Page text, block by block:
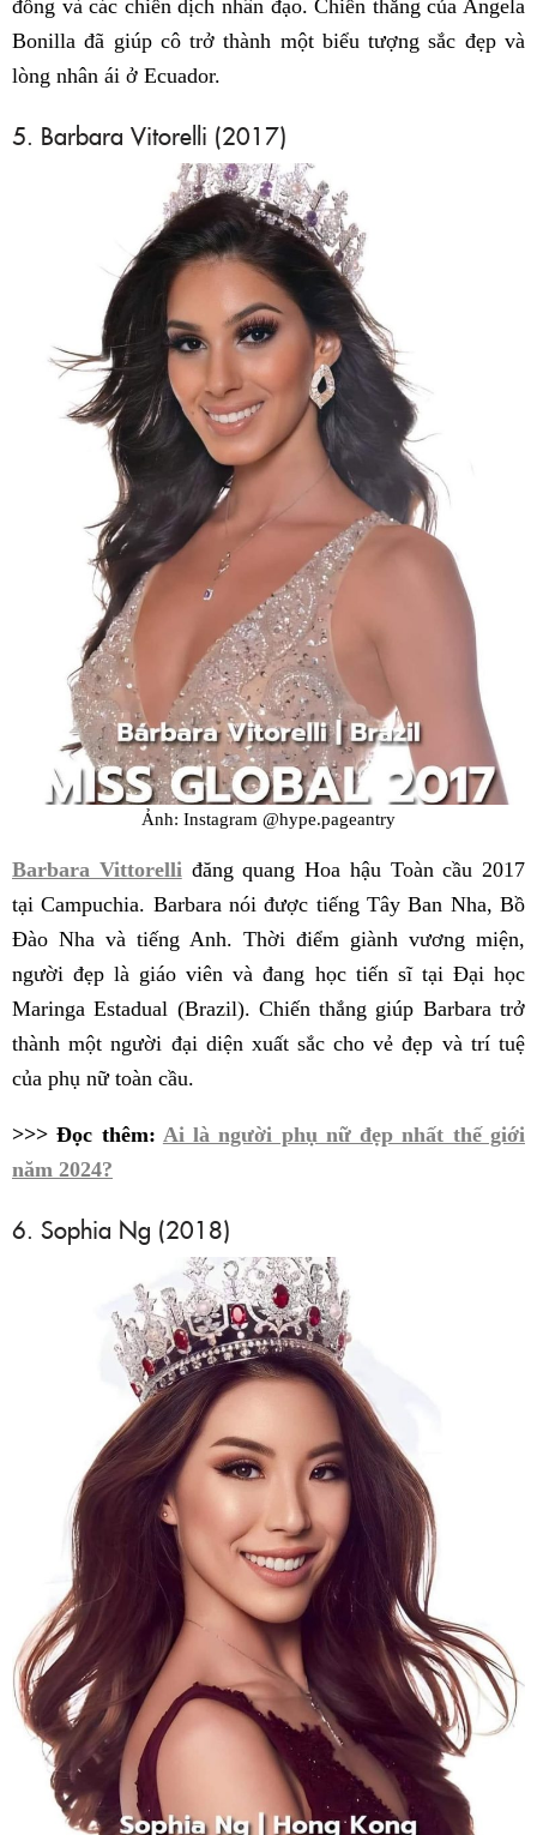
đồng và các chiến dịch nhân đạo. Chiến thắng của Angela
Bonilla đã giúp cô trở thành một biểu tượng sắc đẹp và
lòng nhân ái ở Ecuador.
5. Barbara Vitorelli (2017)
Ảnh: Instagram @hype.pageantry
Barbara Vittorelli đăng quang Hoa hậu Toàn cầu 2017
tại Campuchia. Barbara nói được tiếng Tây Ban Nha, Bồ
Đào Nha và tiếng Anh. Thời điểm giành vương miện,
người đẹp là giáo viên và đang học tiến sĩ tại Đại học
Maringa Estadual (Brazil). Chiến thắng giúp Barbara trở
thành một người đại diện xuất sắc cho vẻ đẹp và trí tuệ
của phụ nữ toàn cầu.
>>> Đọc thêm: Ai là người phụ nữ đẹp nhất thế giới
năm 2024?
6. Sophia Ng (2018)